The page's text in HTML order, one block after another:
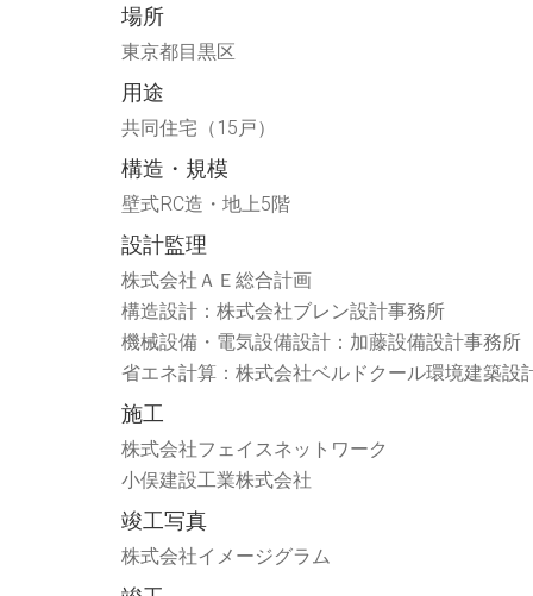
し
て
く
だ
い
(新
い
ウ
ィ
ン
ド
ウ
で
き
ま
す)
ィ
ン
き
ま
す)
場所
東京都目黒区
用途
共同住宅（15戸）
構造・規模
壁式RC造・地上5階
設計監理
株式会社ＡＥ総合計画
構造設計：株式会社ブレン設計事務所
機械設備・電気設備設計：加藤設備設計事務所
省エネ計算：株式会社ベルドクール環境建築設
施工
株式会社フェイスネットワーク
小俣建設工業株式会社
竣工写真
株式会社イメージグラム